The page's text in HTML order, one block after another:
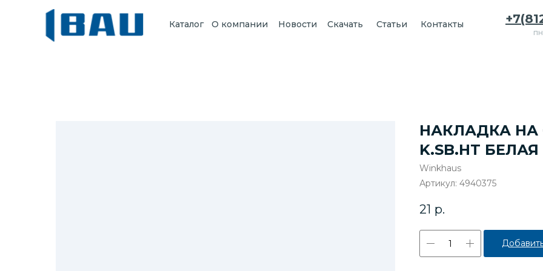
Каталог О компании Новости Статьи Контакты
Скачать
НАКЛАДКА НА
K.SB.HT БЕЛАЯ
Winkhaus
Артикул: 4940375
21 р.